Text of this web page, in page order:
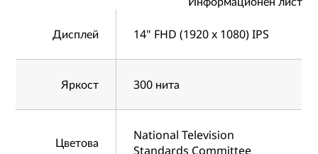
Дисплей 14" FHD (1920 x 1080) IPS
Яркост 300 нита
Цветова
National Television
Standards Committee